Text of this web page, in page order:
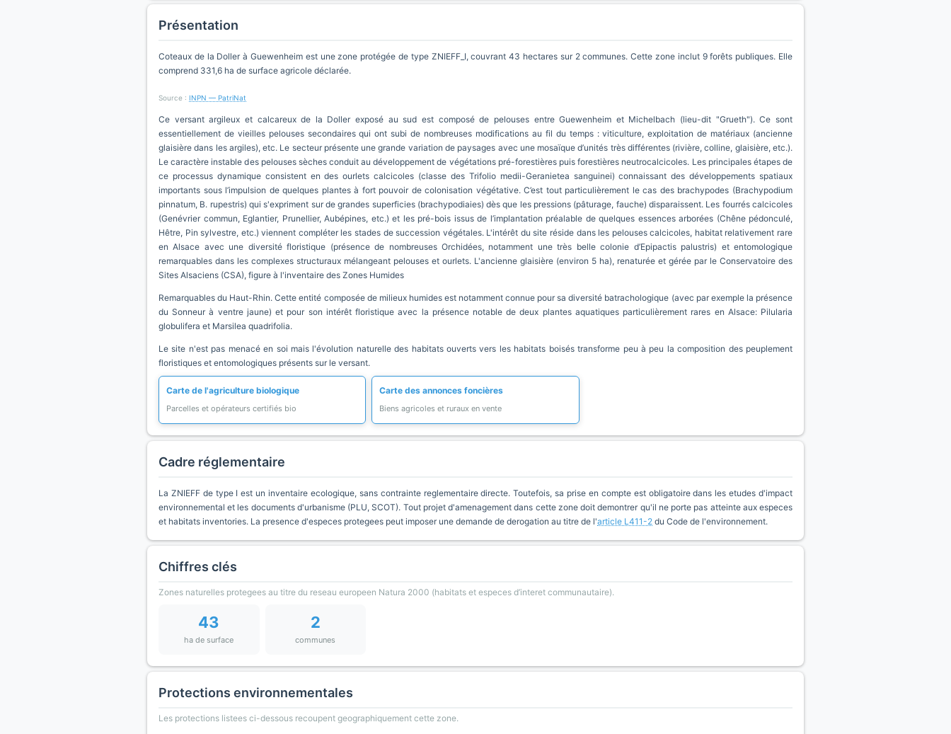
Présentation
Coteaux de la Doller à Guewenheim est une zone protégée de type ZNIEFF_I, couvrant 43 hectares sur 2 communes. Cette zone inclut 9 forêts publiques. Elle
comprend 331,6 ha de surface agricole déclarée.
Source : INPN — PatriNat
Ce versant argileux et calcareux de la Doller exposé au sud est composé de pelouses entre Guewenheim et Michelbach (lieu-dit "Grueth"). Ce sont
essentiellement de vieilles pelouses secondaires qui ont subi de nombreuses modifications au fil du temps : viticulture, exploitation de matériaux (ancienne
glaisière dans les argiles), etc. Le secteur présente une grande variation de paysages avec une mosaïque d’unités très différentes (rivière, colline, glaisière, etc.).
Le caractère instable des pelouses sèches conduit au développement de végétations pré-forestières puis forestières neutrocalcicoles. Les principales étapes de
ce processus dynamique consistent en des ourlets calcicoles (classe des Trifolio medii-Geranietea sanguinei) connaissant des développements spatiaux
importants sous l’impulsion de quelques plantes à fort pouvoir de colonisation végétative. C’est tout particulièrement le cas des brachypodes (Brachypodium
pinnatum, B. rupestris) qui s'expriment sur de grandes superficies (brachypodiaies) dès que les pressions (pâturage, fauche) disparaissent. Les fourrés calcicoles
(Genévrier commun, Eglantier, Prunellier, Aubépines, etc.) et les pré-bois issus de l’implantation préalable de quelques essences arborées (Chêne pédonculé,
Hêtre, Pin sylvestre, etc.) viennent compléter les stades de succession végétales. L'intérêt du site réside dans les pelouses calcicoles, habitat relativement rare
en Alsace avec une diversité floristique (présence de nombreuses Orchidées, notamment une très belle colonie d’Epipactis palustris) et entomologique
remarquables dans les complexes structuraux mélangeant pelouses et ourlets. L'ancienne glaisière (environ 5 ha), renaturée et gérée par le Conservatoire des
Sites Alsaciens (CSA), figure à l'inventaire des Zones Humides
Remarquables du Haut-Rhin. Cette entité composée de milieux humides est notamment connue pour sa diversité batrachologique (avec par exemple la présence
du Sonneur à ventre jaune) et pour son intérêt floristique avec la présence notable de deux plantes aquatiques particulièrement rares en Alsace: Pilularia
globulifera et Marsilea quadrifolia.
Le site n'est pas menacé en soi mais l'évolution naturelle des habitats ouverts vers les habitats boisés transforme peu à peu la composition des peuplement
floristiques et entomologiques présents sur le versant.
Carte de l'agriculture biologique
Parcelles et opérateurs certifiés bio
Carte des annonces foncières
Biens agricoles et ruraux en vente
Cadre réglementaire
La ZNIEFF de type I est un inventaire ecologique, sans contrainte reglementaire directe. Toutefois, sa prise en compte est obligatoire dans les etudes d'impact
environnemental et les documents d'urbanisme (PLU, SCOT). Tout projet d'amenagement dans cette zone doit demontrer qu'il ne porte pas atteinte aux especes
et habitats inventories. La presence d'especes protegees peut imposer une demande de derogation au titre de l'article L411-2 du Code de l'environnement.
Chiffres clés
Zones naturelles protegees au titre du reseau europeen Natura 2000 (habitats et especes d’interet communautaire).
43
ha de surface
2
communes
Protections environnementales
Les protections listees ci-dessous recoupent geographiquement cette zone.